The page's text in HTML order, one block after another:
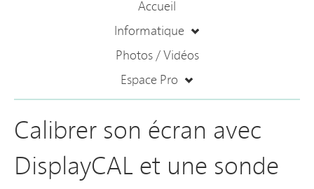
Accueil
Informatique
Photos / Vidéos
Espace Pro
Calibrer son écran avec
DisplayCAL et une sonde